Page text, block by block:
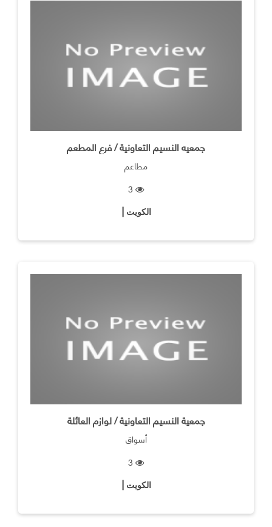
جمعيه النسيم التعاونية / فرع المطعم
مطاعم
الكويت |
جمعية النسيم التعاونية / لوازم العائلة
أسواق
الكويت |